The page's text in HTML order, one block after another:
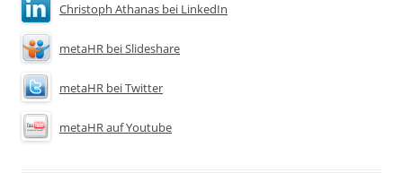
Christoph Athanas bei LinkedIn
metaHR bei Slideshare
metaHR bei Twitter
metaHR auf Youtube